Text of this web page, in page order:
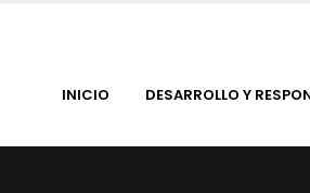
INICIO DESARROLLO Y